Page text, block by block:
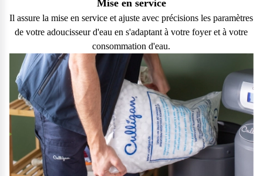
Mise en service
Il assure la mise en service et ajuste avec précisions les paramètres
de votre adoucisseur d'eau en s'adaptant à votre foyer et à votre
consommation d'eau.